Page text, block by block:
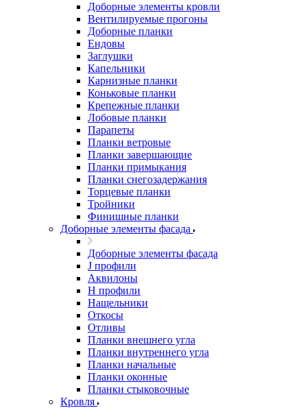
Доборные элементы кровли
Вентилируемые прогоны
Доборные планки
Ендовы
Заглушки
Капельники
Карнизные планки
Коньковые планки
Крепежные планки
Лобовые планки
Парапеты
Планки ветровые
Планки завершающие
Планки примыкания
Планки снегозадержания
Торцевые планки
Тройники
Финишные планки
Доборные элементы фасада
Доборные элементы фасада
J профили
Аквилоны
Н профили
Нащельники
Откосы
Отливы
Планки внешнего угла
Планки внутреннего угла
Планки начальные
Планки оконные
Планки стыковочные
Кровля